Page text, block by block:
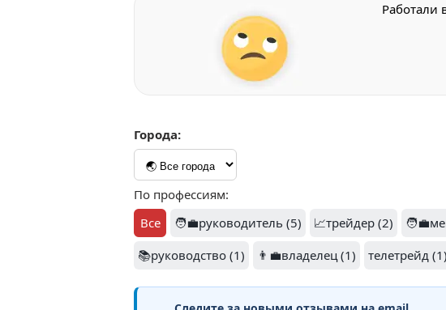
Работали
Города:
По профессиям:
Все
🧑‍💼руководитель (5) 📈трейдер (2)
📚руководство (1)
👨‍💼владелец (1) телетрейд (1)